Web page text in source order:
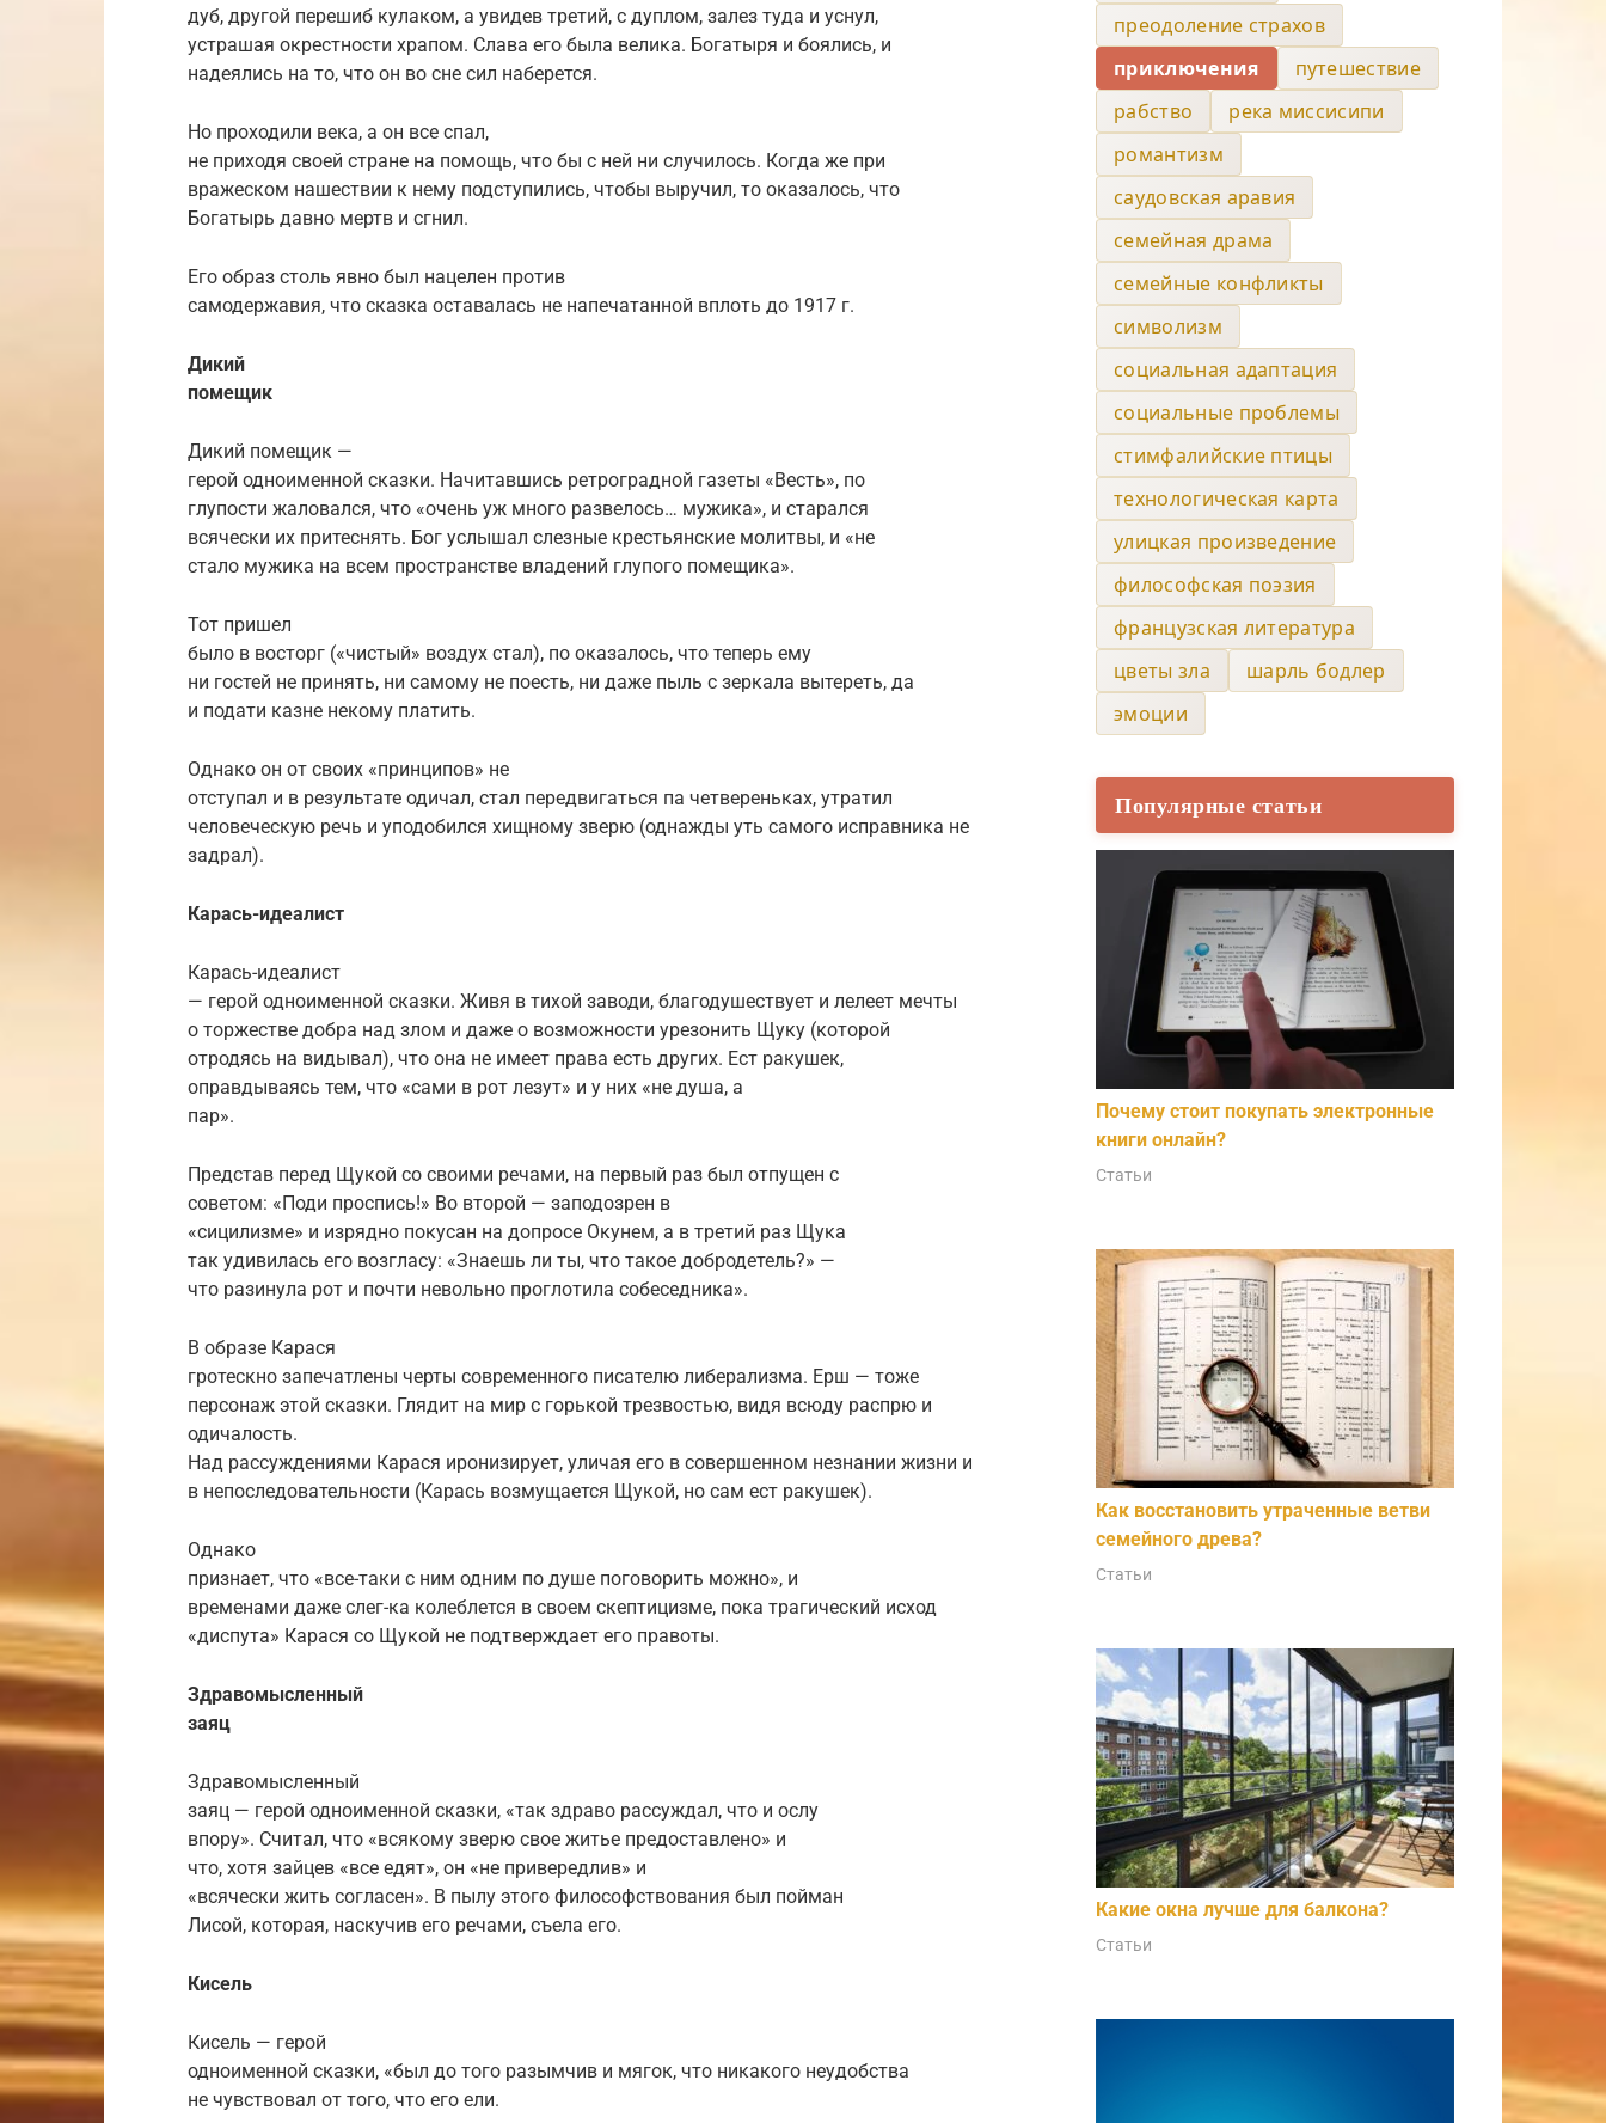
дуб, другой перешиб кулаком, а увидев третий, с дуплом, залез туда и уснул,
устрашая окрестности храпом. Слава его была велика. Богатыря и боялись, и
надеялись на то, что он во сне сил наберется.
Но проходили века, а он все спал,
не приходя своей стране на помощь, что бы с ней ни случилось. Когда же при
вражеском нашествии к нему подступились, чтобы выручил, то оказалось, что
Богатырь давно мертв и сгнил.
Его образ столь явно был нацелен против
самодержавия, что сказка оставалась не напечатанной вплоть до 1917 г.
Дикий
помещик
Дикий помещик —
герой одноименной сказки. Начитавшись ретроградной газеты «Весть», по
глупости жаловался, что «очень уж много развелось… мужика», и старался
всячески их притеснять. Бог услышал слезные крестьянские молитвы, и «не
стало мужика на всем пространстве владений глупого помещика».
Тот пришел
было в восторг («чистый» воздух стал), по оказалось, что теперь ему
ни гостей не принять, ни самому не поесть, ни даже пыль с зеркала вытереть, да
и подати казне некому платить.
Однако он от своих «принципов» не
отступал и в результате одичал, стал передвигаться па четвереньках, утратил
человеческую речь и уподобился хищному зверю (однажды уть самого исправника не
задрал).
Карась-идеалист
Карась-идеалист
— герой одноименной сказки. Живя в тихой заводи, благодушествует и лелеет мечты
о торжестве добра над злом и даже о возможности урезонить Щуку (которой
отродясь на видывал), что она не имеет права есть других. Ест ракушек,
оправдываясь тем, что «сами в рот лезут» и у них «не душа, а
пар».
Представ перед Щукой со своими речами, на первый раз был отпущен с
советом: «Поди проспись!» Во второй — заподозрен в
«сицилизме» и изрядно покусан на допросе Окунем, а в третий раз Щука
так удивилась его возгласу: «Знаешь ли ты, что такое добродетель?» —
что разинула рот и почти невольно проглотила собеседника».
В образе Карася
гротескно запечатлены черты современного писателю либерализма. Ерш — тоже
персонаж этой сказки. Глядит на мир с горькой трезвостью, видя всюду распрю и
одичалость.
Над рассуждениями Карася иронизирует, уличая его в совершенном незнании жизни и
в непоследовательности (Карась возмущается Щукой, но сам ест ракушек).
Однако
признает, что «все-таки с ним одним по душе поговорить можно», и
временами даже слег-ка колеблется в своем скептицизме, пока трагический исход
«диспута» Карася со Щукой не подтверждает его правоты.
Здравомысленный
заяц
Здравомысленный
заяц — герой одноименной сказки, «так здраво рассуждал, что и ослу
впору». Считал, что «всякому зверю свое житье предоставлено» и
что, хотя зайцев «все едят», он «не привередлив» и
«всячески жить согласен». В пылу этого философствования был пойман
Лисой, которая, наскучив его речами, съела его.
Кисель
Кисель — герой
одноименной сказки, «был до того разымчив и мягок, что никакого неудобства
не чувствовал от того, что его ели.
преодоление страхов
приключения
путешествие
рабство
река миссисипи
романтизм
саудовская аравия
семейная драма
семейные конфликты
символизм
социальная адаптация
социальные проблемы
стимфалийские птицы
технологическая карта
улицкая произведение
философская поэзия
французская литература
цветы зла
шарль бодлер
эмоции
Популярные статьи
Почему стоит покупать электронные
книги онлайн?
Статьи
Как восстановить утраченные ветви
семейного древа?
Статьи
Какие окна лучше для балкона?
Статьи